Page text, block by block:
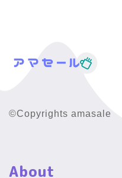
©Copyrights amasale
About